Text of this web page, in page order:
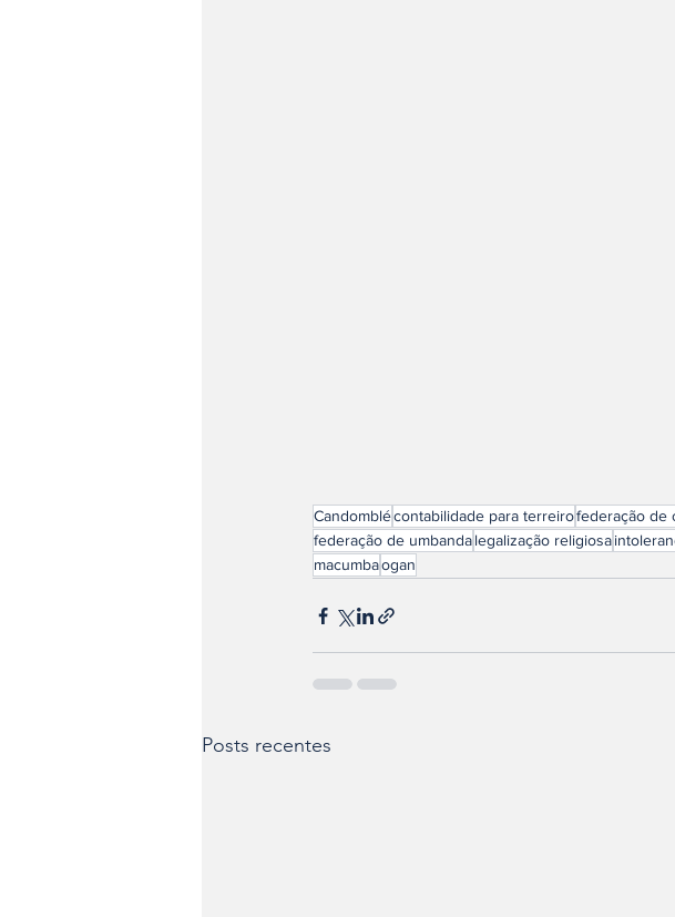
Candomblécontabilidade para terreirofederação de
federação de umbandalegalização religiosa
macumbaogan
Posts recentes